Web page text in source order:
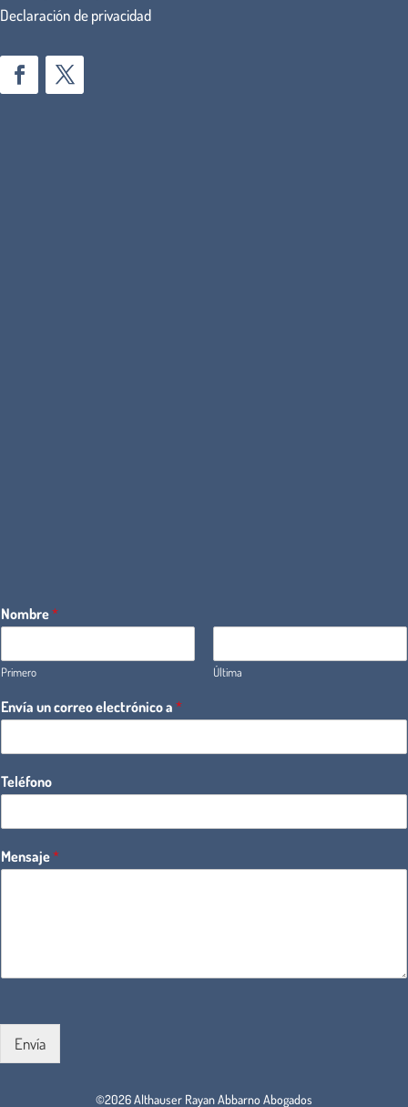
Declaración de privacidad
Nombre*
Primero Última
Envía un correo electrónico a *
Teléfono
Mensaje*
Envía
©2026 Althauser Rayan Abbarno Abogados